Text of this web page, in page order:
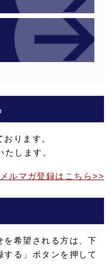
ります。
します。
メルマガ登録はこちら>>
を希望される方は、下
る」ボタンを押して